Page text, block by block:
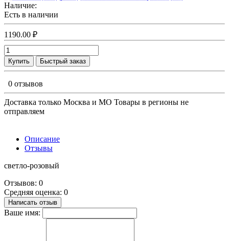
Наличие:
Есть в наличии
1190.00 ₽
Купить Быстрый заказ
0 отзывов
Доставка только Москва и МО Товары в регионы не
отправляем
Описание
Отзывы
светло-розовый
Отзывов: 0
Средняя оценка: 0
Написать отзыв
Ваше имя: